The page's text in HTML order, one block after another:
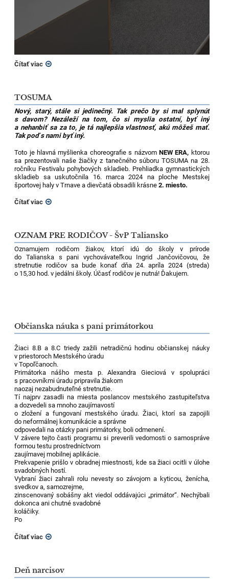
Čítať viac
TOSUMA
Nový, starý, stále si jedinečný. Tak prečo by si mal splynúť
s davom? Nezáleží na tom, čo si myslia ostatní, byť iný
a nehanbiť sa za to, je tá najlepšia vlastnosť, akú môžeš mať.
Tak poď s nami byť iný.
Toto je hlavná myšlienka choreografie s názvom NEW ERA, ktorou
sa prezentovali naše žiačky z tanečného súboru TOSUMA na 28.
ročníku Festivalu pohybových skladieb. Prehliadka gymnastických
skladieb sa uskutočnila 16. marca 2024 na ploche Mestskej
športovej haly v Trnave a dievčatá obsadili krásne2. miesto.
Čítať viac
OZNAM PRE RODIČOV - ŠvP Taliansko
Oznamujem rodičom žiakov, ktorí idú do školy v prírode
do Talianska s pani vychovávateľkou Ingrid Jančovičovou, že
stretnutie rodičov sa bude konať dňa 24. apríla 2024 (streda)
o 15,30 hod. v jedálni školy. Účasť rodičov je nutná! Ďakujem.
Občianska náuka s pani primátorkou
Žiaci 8.B a 8.C triedy zažili netradičnú hodinu občianskej náuky
v priestoroch Mestského úradu
v Topoľčanoch.
Primátorka nášho mesta p. Alexandra Gieciová v spolupráci
s pracovníkmi úradu pripravila žiakom
naozaj nezabudnuteľné stretnutie.
Tí najprv zasadli na miesta poslancov mestského zastupiteľstva
a dozvedeli sa mnoho zaujímavostí
o zložení a fungovaní mestského úradu. Žiaci, ktorí sa zapojili
do neformálnej komunikácie a správne
odpovedali na otázky pani primátorky, boli odmenení.
V závere tejto časti programu si preverili vedomosti o samospráve
formou testu prostredníctvom
zaujímavej mobilnej aplikácie.
Prekvapenie prišlo v obradnej miestnosti, kde sa žiaci ocitli v úlohe
svadobných hostí.
Vybraní žiaci zahrali rolu nevesty so závojom a kyticou, ženícha,
svedkov a, samozrejme,
zinscenovaný sobášny akt viedol oddávajúci „primátor“. Nechýbali
dokonca ani chutné svadobné
koláčiky.
Po
Čítať viac
Deň narcisov